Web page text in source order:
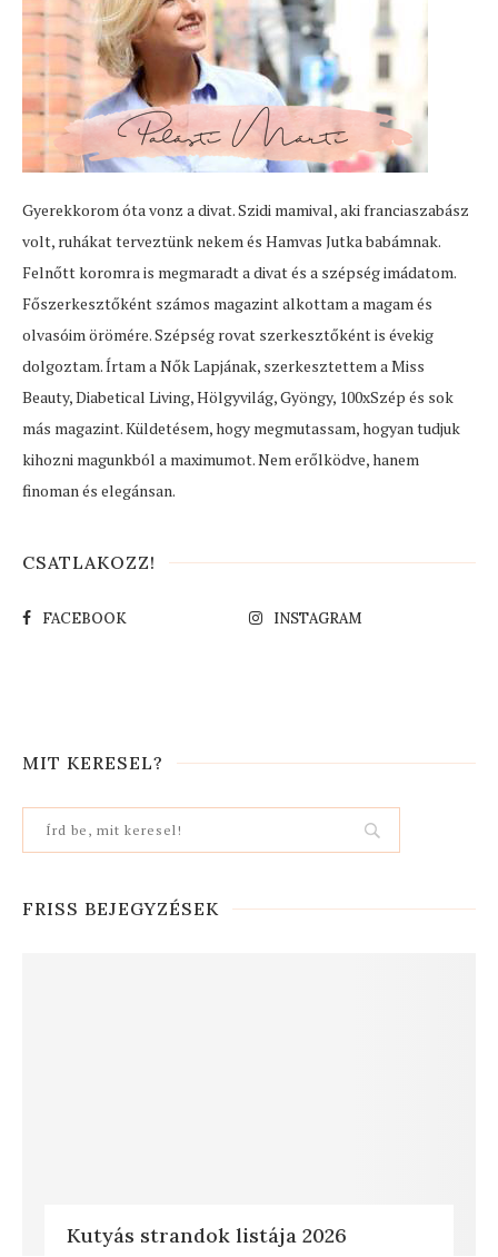
Gyerekkorom óta vonz a divat. Szidi mamival, aki franciaszabász
volt, ruhákat terveztünk nekem és Hamvas Jutka babámnak.
Felnőtt koromra is megmaradt a divat és a szépség imádatom.
Főszerkesztőként számos magazint alkottam a magam és
olvasóim örömére. Szépség rovat szerkesztőként is évekig
dolgoztam. Írtam a Nők Lapjának, szerkesztettem a Miss
Beauty, Diabetical Living, Hölgyvilág, Gyöngy, 100xSzép és sok
más magazint. Küldetésem, hogy megmutassam, hogyan tudjuk
kihozni magunkból a maximumot. Nem erőlködve, hanem
finoman és elegánsan.
CSATLAKOZZ!
FACEBOOK INSTAGRAM
MIT KERESEL?
FRISS BEJEGYZÉSEK
Kutyás strandok listája 2026